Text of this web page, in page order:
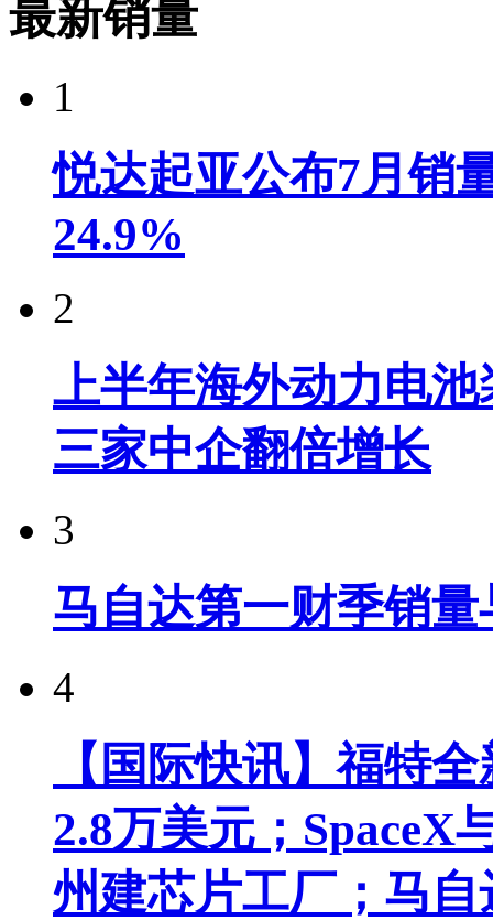
最新销量
1
悦达起亚公布7月销
24.9%
2
上半年海外动力电
三家中企翻倍增长
3
马自达第一财季销
4
【国际快讯】福特
2.8万美元；SpaceX
州建芯片工厂；马